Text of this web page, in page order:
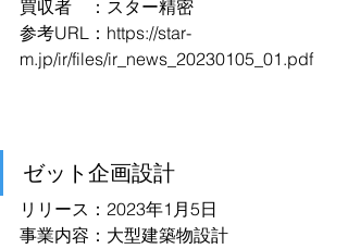
買収者　：スター精密
参考URL： https://star-
m.jp/ir/files/ir_news_20230105_01.pdf
ゼット企画設計
リリース：2023年1月5日
事業内容：大型建築物設計